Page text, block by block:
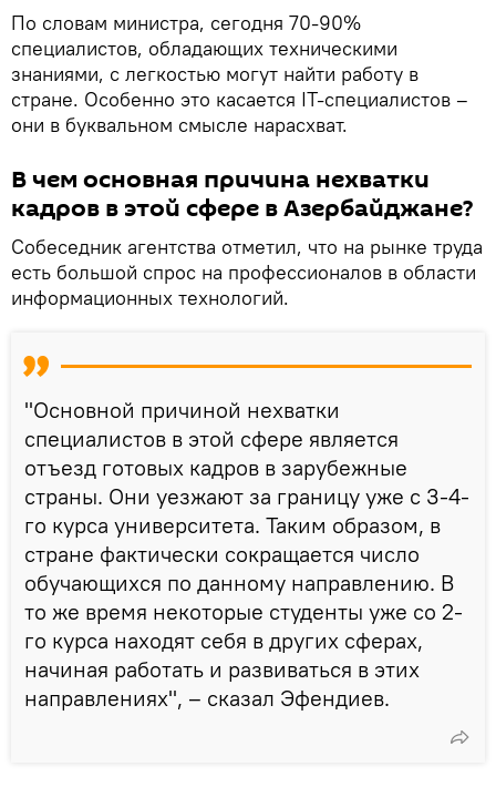
По словам министра, сегодня 70-90%
специалистов, обладающих техническими
знаниями, с легкостью могут найти работу в
стране. Особенно это касается IT-специалистов –
они в буквальном смысле нарасхват.
В чем основная причина нехватки
кадров в этой сфере в Азербайджане?
Собеседник агентства отметил, что на рынке труда
есть большой спрос на профессионалов в области
информационных технологий.
"Основной причиной нехватки
специалистов в этой сфере является
отъезд готовых кадров в зарубежные
страны. Они уезжают за границу уже с 3-4-
го курса университета. Таким образом, в
стране фактически сокращается число
обучающихся по данному направлению. В
то же время некоторые студенты уже со 2-
го курса находят себя в других сферах,
начиная работать и развиваться в этих
направлениях", – сказал Эфендиев.